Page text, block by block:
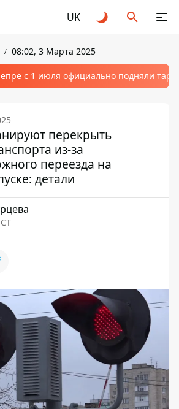
UK
08:02, 3 Марта 2025
с 1 июля официально подняли
перекрыть
из-за
переезда на
детали